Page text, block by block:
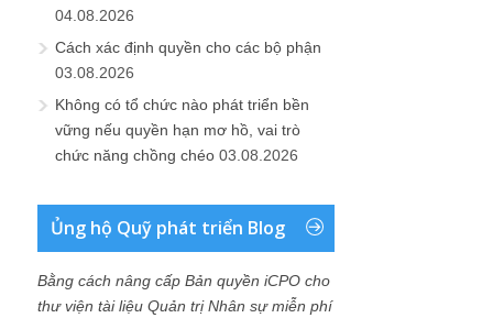
04.08.2026
Cách xác định quyền cho các bộ phận
03.08.2026
Không có tổ chức nào phát triển bền
vững nếu quyền hạn mơ hồ, vai trò
chức năng chồng chéo 03.08.2026
Ủng hộ Quỹ phát triển Blog
Bằng cách nâng cấp Bản quyền iCPO cho
thư viện tài liệu Quản trị Nhân sự miễn phí